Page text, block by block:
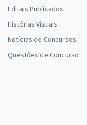
Editais Publicados
Histórias Visuais
Notícias de Concursos
Questões de Concurso